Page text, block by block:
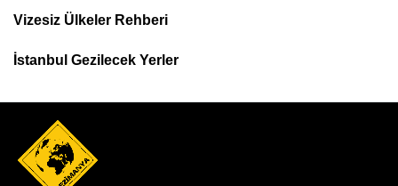
Menu
Vizesiz Ülkeler Rehberi
İstanbul Gezilecek Yerler